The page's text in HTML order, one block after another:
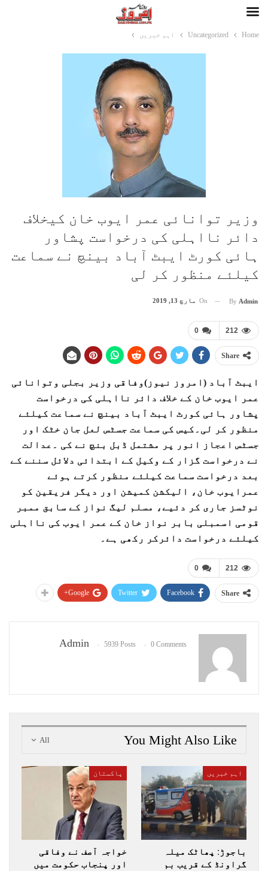
Home
Uncategorized اہم خبریں
وزیر توانائی عمر ایوب خان کیخلاف
دائر نااہلی کی درخواست پشاور
ہائی کورٹ ایبٹ آباد بینچ نے سماعت
کیلئے منظور کر لی
By Admin
On مارچ 13, 2019
0 212
Share
ایبٹ آباد (امروز نیوز)وفاقی وزیر بجلی وتوانائی
عمر ایوب خان کے خلاف دائر نااہلی کی درخواست
پشاور ہائی کورٹ ایبٹ آباد بینچ نے سماعت کیلئے
منظور کر لی۔کیس کی سماعت جسٹس لعل جان خٹک اور
جسٹس اعجاز انور پر مشتمل ڈبل بنچ نے کی ۔عدالت
نے درخواست گزار کے وکیل کے ابتدائی دلائل سننے کے
بعد درخواست سماعت کیلئے منظور کرتے ہوئے
عمرایوب خان، الیکشن کمیشن اور دیگر فریقین کو
نوٹسز جاری کر دئیے، مسلم لیگ نواز کے سابق ممبر
قومی اسمبلی بابر نواز خان کے عمر ایوب کی نااہلی
کیلئے درخواست دائرکر رکھی ہے۔
0 212
Share
Facebook
Twitter
Google+
Admin 5939 Posts 0 Comments
All You Might Also Like
اہم خبریں
باجوڑ: پھاٹک میلہ
گراونڈ کے قریب بم
پاکستان
خواجہ آصف نے وفاقی
اور پنجاب حکومت میں